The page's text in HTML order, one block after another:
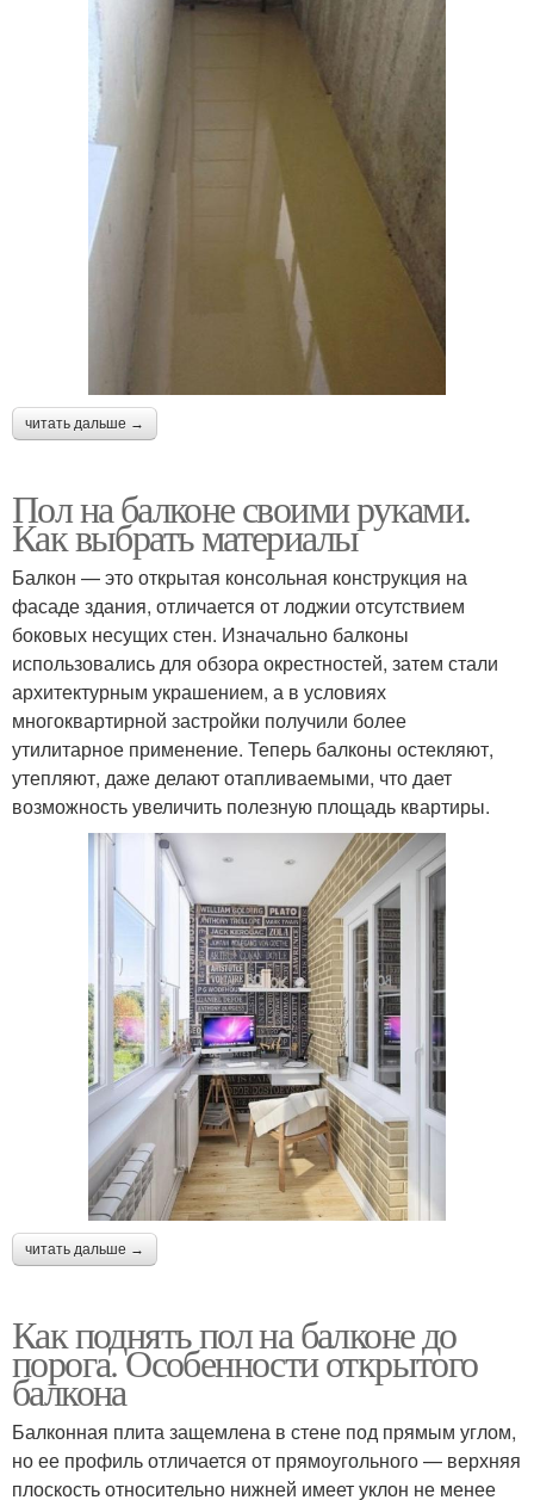
читать дальше →
Пол на балконе своими руками.
Как выбрать материалы
Балкон — это открытая консольная конструкция на
фасаде здания, отличается от лоджии отсутствием
боковых несущих стен. Изначально балконы
использовались для обзора окрестностей, затем стали
архитектурным украшением, а в условиях
многоквартирной застройки получили более
утилитарное применение. Теперь балконы остекляют,
утепляют, даже делают отапливаемыми, что дает
возможность увеличить полезную площадь квартиры.
читать дальше →
Как поднять пол на балконе до
порога. Особенности открытого
балкона
Балконная плита защемлена в стене под прямым углом,
но ее профиль отличается от прямоугольного — верхняя
плоскость относительно нижней имеет уклон не менее